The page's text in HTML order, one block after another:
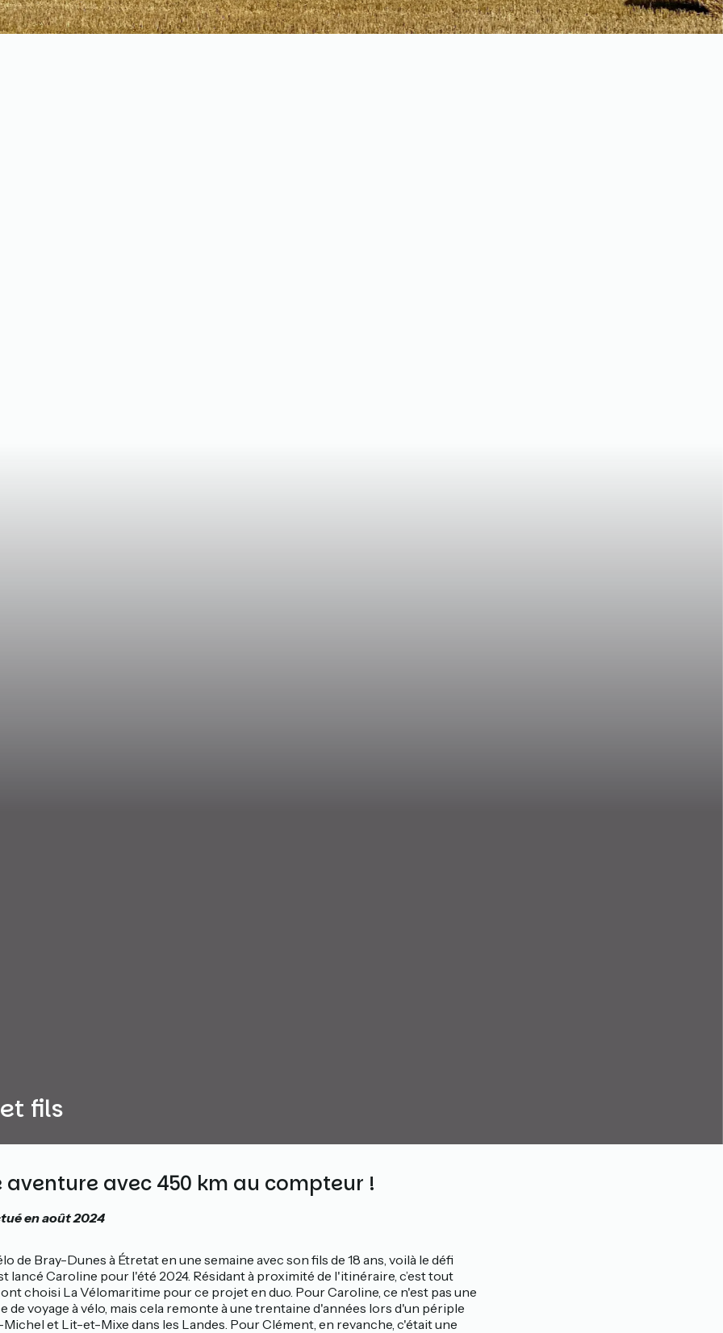
fils
aventure avec 450 km au compteur !
en août 2024
de Bray-Dunes à Étretat en une semaine avec son fils de 18 ans, voilà le défi
lancé Caroline pour l'été 2024. Résidant à proximité de l'itinéraire, c’est tout
choisi La Vélomaritime pour ce projet en duo. Pour Caroline, ce n'est pas une
de voyage à vélo, mais cela remonte à une trentaine d'années lors d'un périple
et Lit-et-Mixe dans les Landes. Pour Clément, en revanche, c'était une